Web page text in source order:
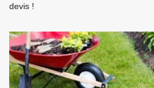
devis !